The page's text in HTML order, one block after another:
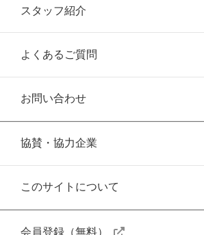
スタッフ紹介
よくあるご質問
お問い合わせ
協賛・協力企業
このサイトについて
会員登録（無料）